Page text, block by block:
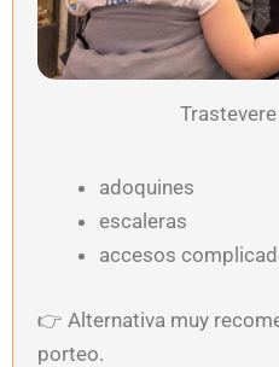
adoquines
escaleras
accesos
👉 Alternativa muy
porteo.